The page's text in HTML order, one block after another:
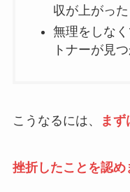
収が上がった
無理をしな
トナーが見
こうなるには、 まず
挫折したことを認め